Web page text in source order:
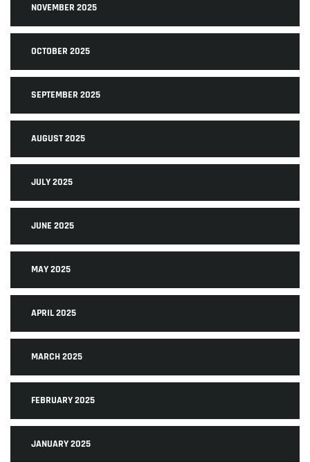
NOVEMBER 2025
OCTOBER 2025
SEPTEMBER 2025
AUGUST 2025
JULY 2025
JUNE 2025
MAY 2025
APRIL 2025
MARCH 2025
FEBRUARY 2025
JANUARY 2025